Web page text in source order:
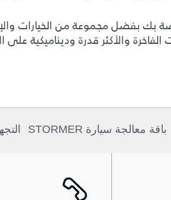
بك بفضل مجموعة من الخيارات
الفاخرة والأكثر قدرة وديناميكية على
باقة معالجة سيارة STORMER